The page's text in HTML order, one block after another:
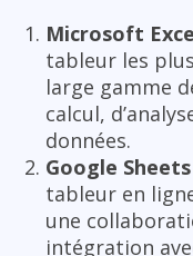
Microsoft
tableur les
large gamme
calcul,
données.
Google Sheets
tableur en
une
intégration